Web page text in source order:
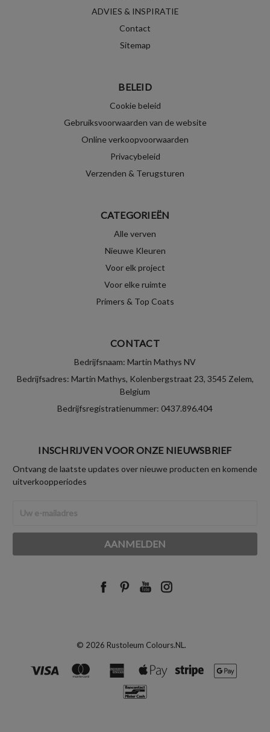
ADVIES & INSPIRATIE
Contact
Sitemap
BELEID
Cookie beleid
Gebruiksvoorwaarden van de website
Online verkoopvoorwaarden
Privacybeleid
Verzenden & Terugsturen
CATEGORIEËN
Alle verven
Nieuwe Kleuren
Voor elk project
Voor elke ruimte
Primers & Top Coats
CONTACT
Bedrijfsnaam: Martin Mathys NV
Bedrijfsadres: Martin Mathys, Kolenbergstraat 23, 3545 Zelem,
Belgium
Bedrijfsregistratienummer: 0437.896.404
INSCHRIJVEN VOOR ONZE NIEUWSBRIEF
Ontvang de laatste updates over nieuwe producten en komende
uitverkoopperiodes
mailadres
© 2026 Rustoleum Colours.NL.